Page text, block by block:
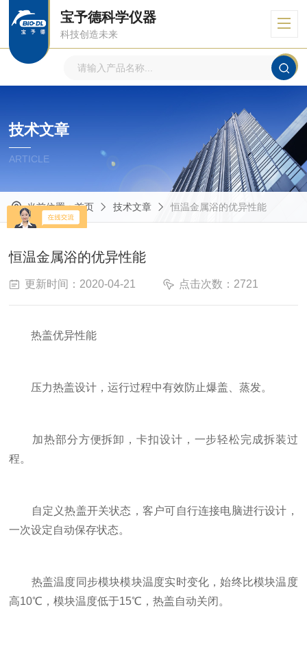
宝予德科学仪器
科技创造未来
技术文章
ARTICLE
当前位置：首页 技术文章 恒温金属浴的优异性能
恒温金属浴的优异性能
更新时间：2020-04-21 点击次数：2721
热盖优异性能
压力热盖设计，运行过程中有效防止爆盖、蒸发。
加热部分方便拆卸，卡扣设计，一步轻松完成拆装过
程。
自定义热盖开关状态，客户可自行连接电脑进行设计，
一次设定自动保存状态。
热盖温度同步模块模块温度实时变化，始终比模块温度
高10℃，模块温度低于15℃，热盖自动关闭。